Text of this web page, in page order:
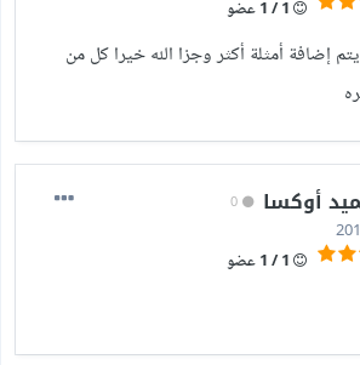
إضافة أمثلة أكثر وجزا الله خيرا كل من
أوكسا